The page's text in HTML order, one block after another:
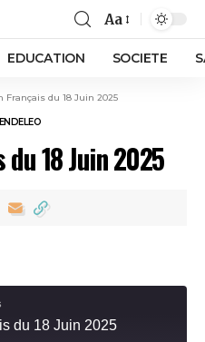
Aa
EDUCATION SOCIETE
Français du 18 Juin 2025
du 18 Juin 2025
du 18 Juin 2025